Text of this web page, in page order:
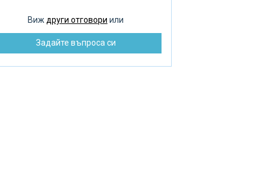
на водата
на помпата
Виж други отговори или
Задайте въпроса си